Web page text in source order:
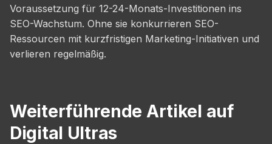
Voraussetzung für 12-24-Monats-Investitionen ins
SEO-Wachstum. Ohne sie konkurrieren SEO-
Ressourcen mit kurzfristigen Marketing-Initiativen und
verlieren regelmäßig.
Weiterführende Artikel auf
Digital Ultras